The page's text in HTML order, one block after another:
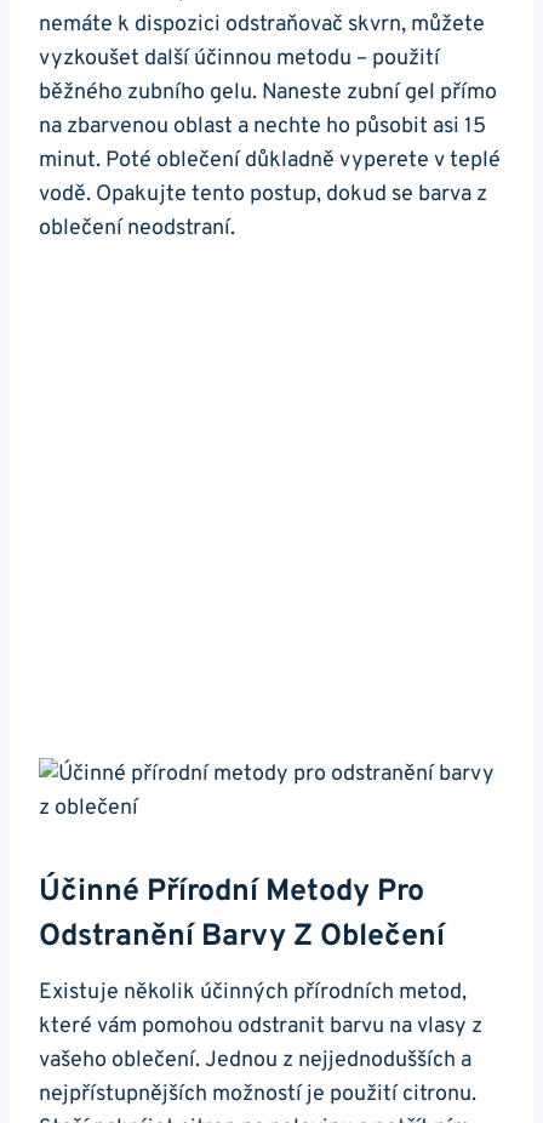
nemáte k dispozici odstraňovač skvrn, můžete
vyzkoušet další účinnou metodu – použití
běžného zubního gelu. Naneste zubní gel přímo
na zbarvenou oblast a nechte ho působit asi 15
minut. Poté oblečení důkladně vyperete v teplé
vodě. Opakujte tento postup, dokud se barva z
oblečení neodstraní.
Účinné Přírodní Metody Pro
Odstranění Barvy Z Oblečení
Existuje několik účinných přírodních metod,
které vám pomohou odstranit barvu na vlasy z
vašeho oblečení. Jednou z nejjednodušších a
nejpřístupnějších možností je použití citronu.